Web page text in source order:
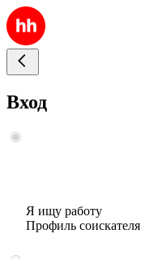
Вход
Я ищу работу
Профиль соискателя